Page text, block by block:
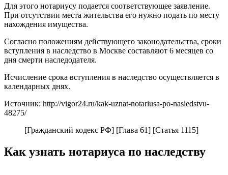
Для этого нотариусу подается соответствующее заявление.
При отсутствии места жительства его нужно подать по месту
нахождения имущества.
Согласно положениям действующего законодательства, сроки
вступления в наследство в Москве составляют 6 месяцев со
дня смерти наследодателя.
Исчисление срока вступления в наследство осуществляется в
календарных днях.
Источник: http://vigor24.ru/kak-uznat-notariusa-po-nasledstvu-
48275/
[Гражданский кодекс РФ] [Глава 61] [Статья 1115]
Как узнать нотариуса по наследству